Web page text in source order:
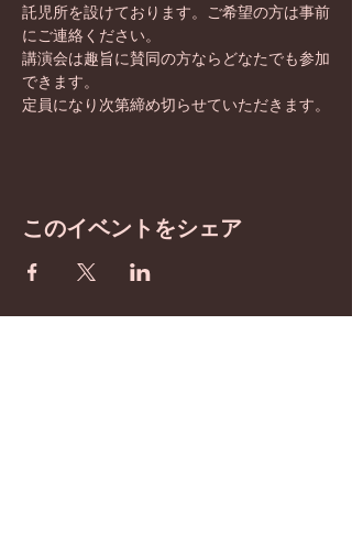
託児所を設けております。ご希望の方は事前
にご連絡ください。
講演会は趣旨に賛同の方ならどなたでも参加
できます。
定員になり次第締め切らせていただきます。
このイベントをシェア